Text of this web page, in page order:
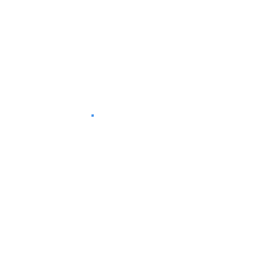
आज ही शुरू करें